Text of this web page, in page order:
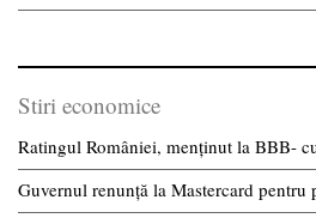
Stiri economice
Ratingul României, menținut la BBB-
Guvernul renunță la Mastercard